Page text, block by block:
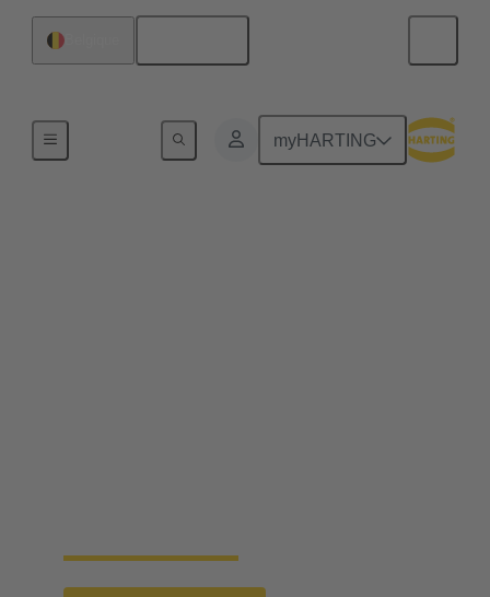
myHARTING
Journées de la transition énergétique 2025